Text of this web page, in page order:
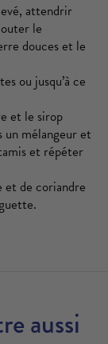
attendrir
le
douces et le
ou jusqu’à ce
et le sirop
un mélangeur et
et répéter
et de coriandre
aussi